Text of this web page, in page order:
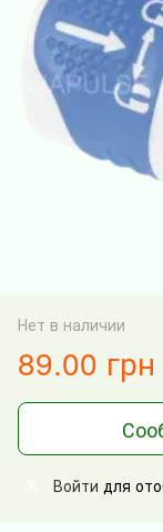
Нет в наличии
89.00 грн
Войти для